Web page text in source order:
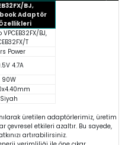
BJ,
Adaptör
BJ,
T
Power
4.7A
90W
Siyah
üretilen adaptörlerimiz, üretim
çevresel etkileri azaltır. Bu sayede,
artırabilirsiniz.